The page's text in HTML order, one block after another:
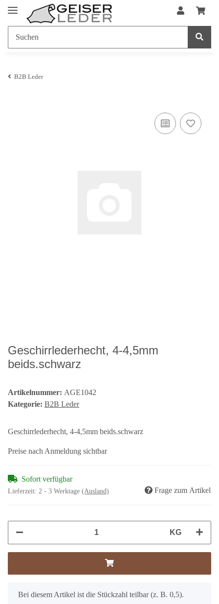
B2B Leder
Geschirrlederhecht, 4-4,5mm
beids.schwarz
Artikelnummer: AGE1042
Kategorie: B2B Leder
Geschirrlederhecht, 4-4,5mm beids.schwarz
Preise nach Anmeldung sichtbar
Sofort verfügbar
Lieferzeit: 2 - 3 Werktage (Ausland) Frage zum Artikel
KG
x
Bei diesem Artikel ist die Stückzahl teilbar (z. B. 0,5).